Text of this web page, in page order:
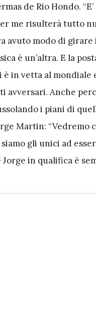
de Rio Hondo.
me risulterà tutto
avuto modo di
è un’altra. E la
in vetta al
avversari. Anche
i piani di
Martin: “Vedremo
gli unici ad
in qualifica è